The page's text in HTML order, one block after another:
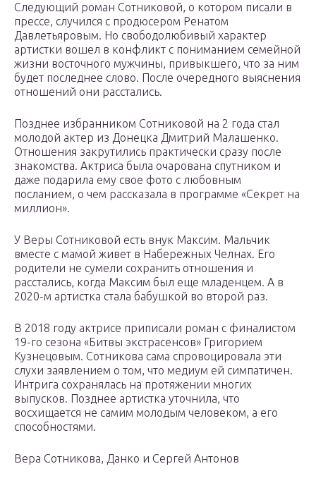
Следующий роман Сотниковой, о котором писали в
прессе, случился с продюсером Ренатом
Давлетьяровым. Но свободолюбивый характер
артистки вошел в конфликт с пониманием семейной
жизни восточного мужчины, привыкшего, что за ним
будет последнее слово. После очередного выяснения
отношений они расстались.
Позднее избранником Сотниковой на 2 года стал
молодой актер из Донецка Дмитрий Малашенко.
Отношения закрутились практически сразу после
знакомства. Актриса была очарована спутником и
даже подарила ему свое фото с любовным
посланием, о чем рассказала в программе «Секрет на
миллион».
У Веры Сотниковой есть внук Максим. Мальчик
вместе с мамой живет в Набережных Челнах. Его
родители не сумели сохранить отношения и
расстались, когда Максим был еще младенцем. А в
2020-м артистка стала бабушкой во второй раз.
В 2018 году актрисе приписали роман с финалистом
19-го сезона «Битвы экстрасенсов» Григорием
Кузнецовым. Сотникова сама спровоцировала эти
слухи заявлением о том, что медиум ей симпатичен.
Интрига сохранялась на протяжении многих
выпусков. Позднее артистка уточнила, что
восхищается не самим молодым человеком, а его
способностями.
Вера Сотникова, Данко и Сергей Антонов